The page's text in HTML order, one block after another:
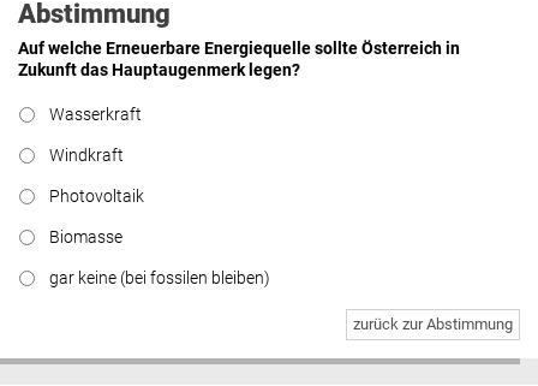
Abstimmung
Auf welche Erneuerbare Energiequelle sollte Österreich in
Zukunft das Hauptaugenmerk legen?
Wasserkraft
Windkraft
Photovoltaik
Biomasse
gar keine (bei fossilen bleiben)
zurück zur Abstimmung